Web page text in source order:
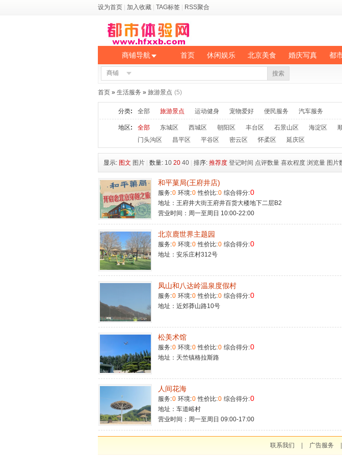
设为首页 加入收藏 TAG标签 RSS聚合
商铺导航 首页 休闲娱乐 北京美食 婚庆写真 都
商铺 搜索
首页 » 生活服务 » 旅游景点 (5)
分类: 全部 旅游景点 运动健身 宠物爱好 便民服务 汽车服务
地区: 全部 东城区 西城区 朝阳区 丰台区 石景山区 海淀区
门头沟区
昌平区 平谷区 密云区 怀柔区 延庆区
显示: 图文 图片 数量: 10 20 40 排序: 推荐度 登记时间 点评数量 喜欢程度 浏览量 图片
和平菓局(王府井店)
服务:0 环境:0 性价比:0 综合得分:0
地址：王府井大街王府井百货大楼地下二层B2
营业时间：周一至周日 10:00-22:00
北京鹿世界主题园
服务:0 环境:0 性价比:0 综合得分:0
地址：安乐庄村312号
凤山和八达岭温泉度假村
服务:0 环境:0 性价比:0 综合得分:0
地址：近郊莽山路10号
松美术馆
服务:0 环境:0 性价比:0 综合得分:0
地址：天竺镇格拉斯路
人间花海
服务:0 环境:0 性价比:0 综合得分:0
地址：车道峪村
营业时间：周一至周日 09:00-17:00
联系我们 广告服务